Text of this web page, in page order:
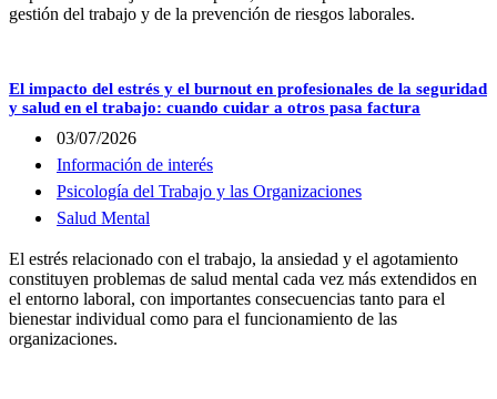
gestión del trabajo y de la prevención de riesgos laborales.
El impacto del estrés y el burnout en profesionales de la seguridad
y salud en el trabajo: cuando cuidar a otros pasa factura
03/07/2026
Información de interés
Psicología del Trabajo y las Organizaciones
Salud Mental
El estrés relacionado con el trabajo, la ansiedad y el agotamiento
constituyen problemas de salud mental cada vez más extendidos en
el entorno laboral, con importantes consecuencias tanto para el
bienestar individual como para el funcionamiento de las
organizaciones.